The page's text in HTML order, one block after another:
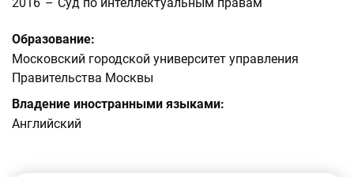
2016 – Суд по интеллектуальным правам
Образование:
Московский городской университет управления
Правительства Москвы
Владение иностранными языками:
Английский